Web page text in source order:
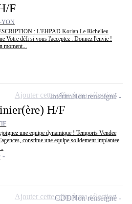
F
YON
: L'EHPAD Korian Le Richelieu
Votre défi si vous l'acceptez : Donnez l'envie !
moment...
H/F
une equipe dynamique ! Temporis Vendee
constitue une equipe solidement implantee
IntérimNon renseigné
Ajouter cette offre à ma sélection
CDDNon renseigné
Ajouter cette offre à ma sélection